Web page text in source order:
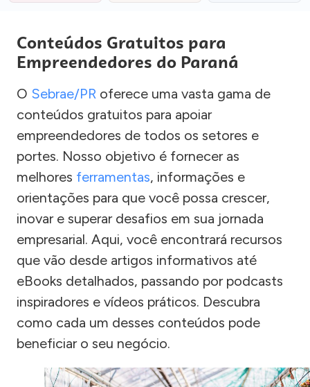
Conteúdos Gratuitos para
Empreendedores do Paraná
O Sebrae/PR oferece uma vasta gama de
conteúdos gratuitos para apoiar
empreendedores de todos os setores e
portes. Nosso objetivo é fornecer as
melhores ferramentas, informações e
orientações para que você possa crescer,
inovar e superar desafios em sua jornada
empresarial. Aqui, você encontrará recursos
que vão desde artigos informativos até
eBooks detalhados, passando por podcasts
inspiradores e vídeos práticos. Descubra
como cada um desses conteúdos pode
beneficiar o seu negócio.